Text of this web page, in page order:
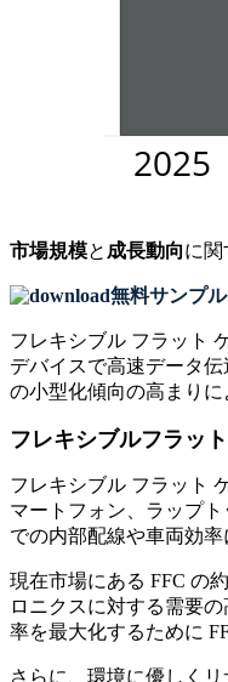
市場規模と 成長動向に
無料サンプ
フレキシブル フラット
デバイスで高速データ
の小型化傾向の高まり
フレキシブルフラッ
フレキシブル フラット
マートフォン、ラップ
での内部配線や車両効率
現在市場にある FFC の
ロニクスに対する需要
率を最大化するために
さらに、環境に優しく